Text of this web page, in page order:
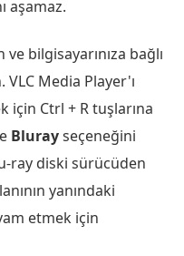
aşamaz.
bilgisayarınıza bağlı
Media Player'ı
için Ctrl + R tuşlarına
Blurayseçeneğini
ray diski sürücüden
yanındaki
etmek için